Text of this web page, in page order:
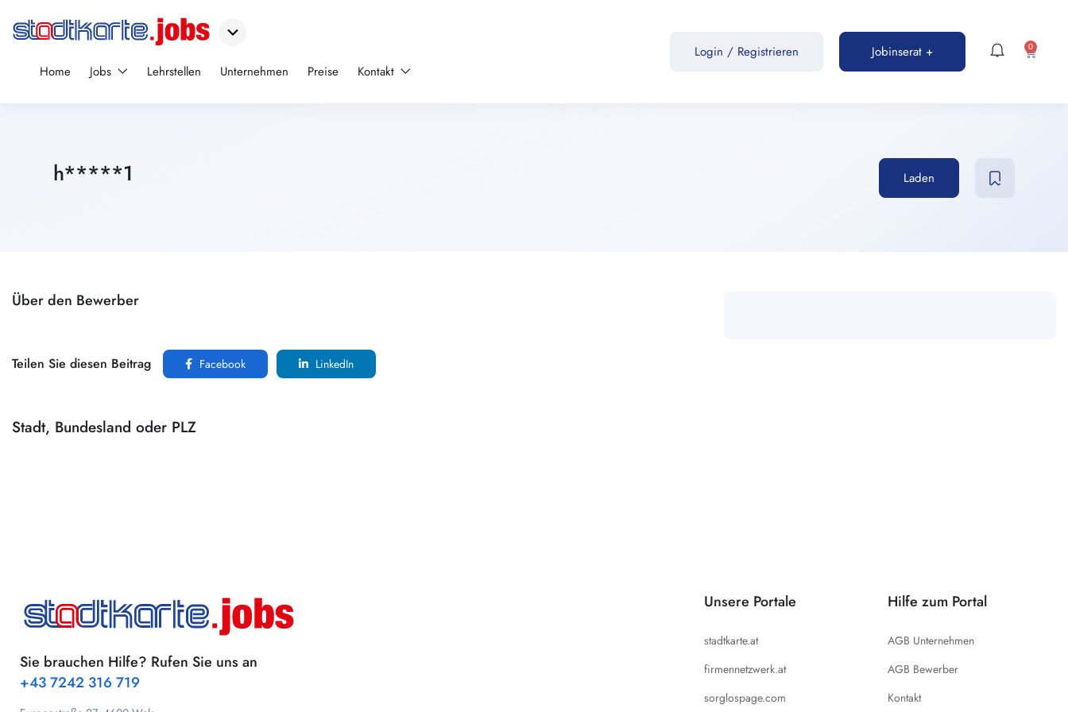
Home Jobs Lehrstellen Unternehmen Preise Kontakt
Login / Registrieren Jobinserat + 0
h*****1 Laden
Über den Bewerber
Teilen Sie diesen Beitrag Facebook LinkedIn
Stadt, Bundesland oder PLZ
Sie brauchen Hilfe? Rufen Sie uns an
+43 7242 316 719
Unsere Portale
stadtkarte.at
firmennetzwerk.at
sorglospage.com
Hilfe zum Portal
AGB Unternehmen
AGB Bewerber
Kontakt